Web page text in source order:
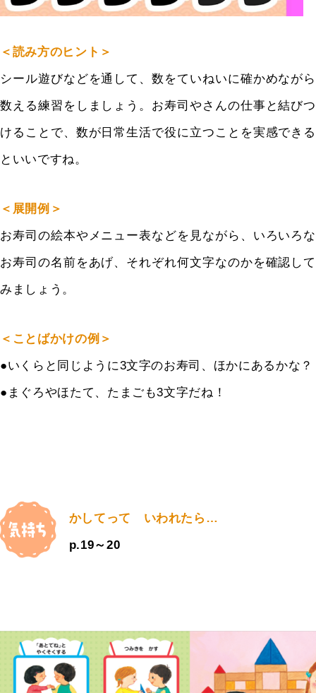
＜読み方のヒント＞
シール遊びなどを通して、数をていねいに確かめながら
数える練習をしましょう。 お寿司やさんの仕事と結びつ
けることで、 数が日常生活で役に立つことを実感できる
といいですね。
＜展開例＞
お寿司の絵本やメニュー表などを見ながら、 いろいろな
お寿司の名前をあげ、 それぞれ何文字なのかを確認して
みましょう。
＜ことばかけの例＞
●いくらと同じように3文字のお寿司、ほかにあるかな？
● まぐろやほたて、たまごも3文字だね！
かしてって いわれたら…
p.19～20